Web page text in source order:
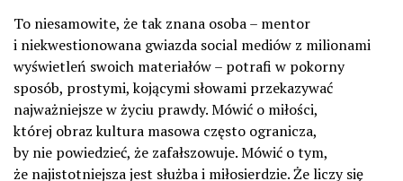
To niesamowite, że tak znana osoba – mentor
i niekwestionowana gwiazda social mediów z milionami
wyświetleń swoich materiałów – potrafi w pokorny
sposób, prostymi, kojącymi słowami przekazywać
najważniejsze w życiu prawdy. Mówić o miłości,
której obraz kultura masowa często ogranicza,
by nie powiedzieć, że zafałszowuje. Mówić o tym,
że najistotniejsza jest służba i miłosierdzie. Że liczy się